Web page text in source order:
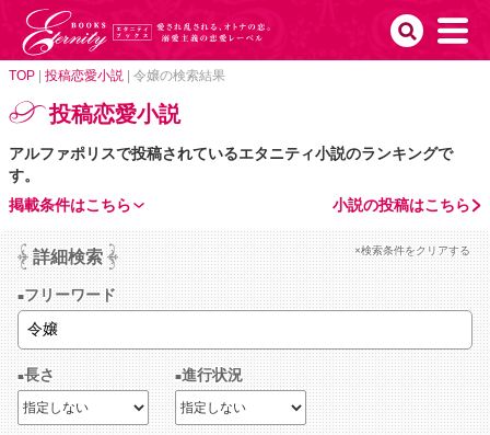
TOP 投稿恋愛小説 令嬢の検索結果
投稿恋愛小説
アルファポリスで投稿されているエタニティ小説のランキングで
す。
小説の投稿はこちら
掲載条件はこちら
詳細検索 ×検索条件をクリアする
フリーワード
長さ 進行状況